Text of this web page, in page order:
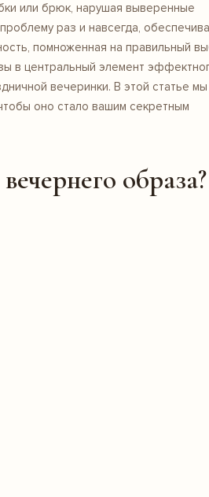
или брюк, нарушая выверенные
раз и навсегда,
помноженная на правильный
в центральный элемент
вечеринки. В этой статье мы
оно стало вашим секретным
образа?